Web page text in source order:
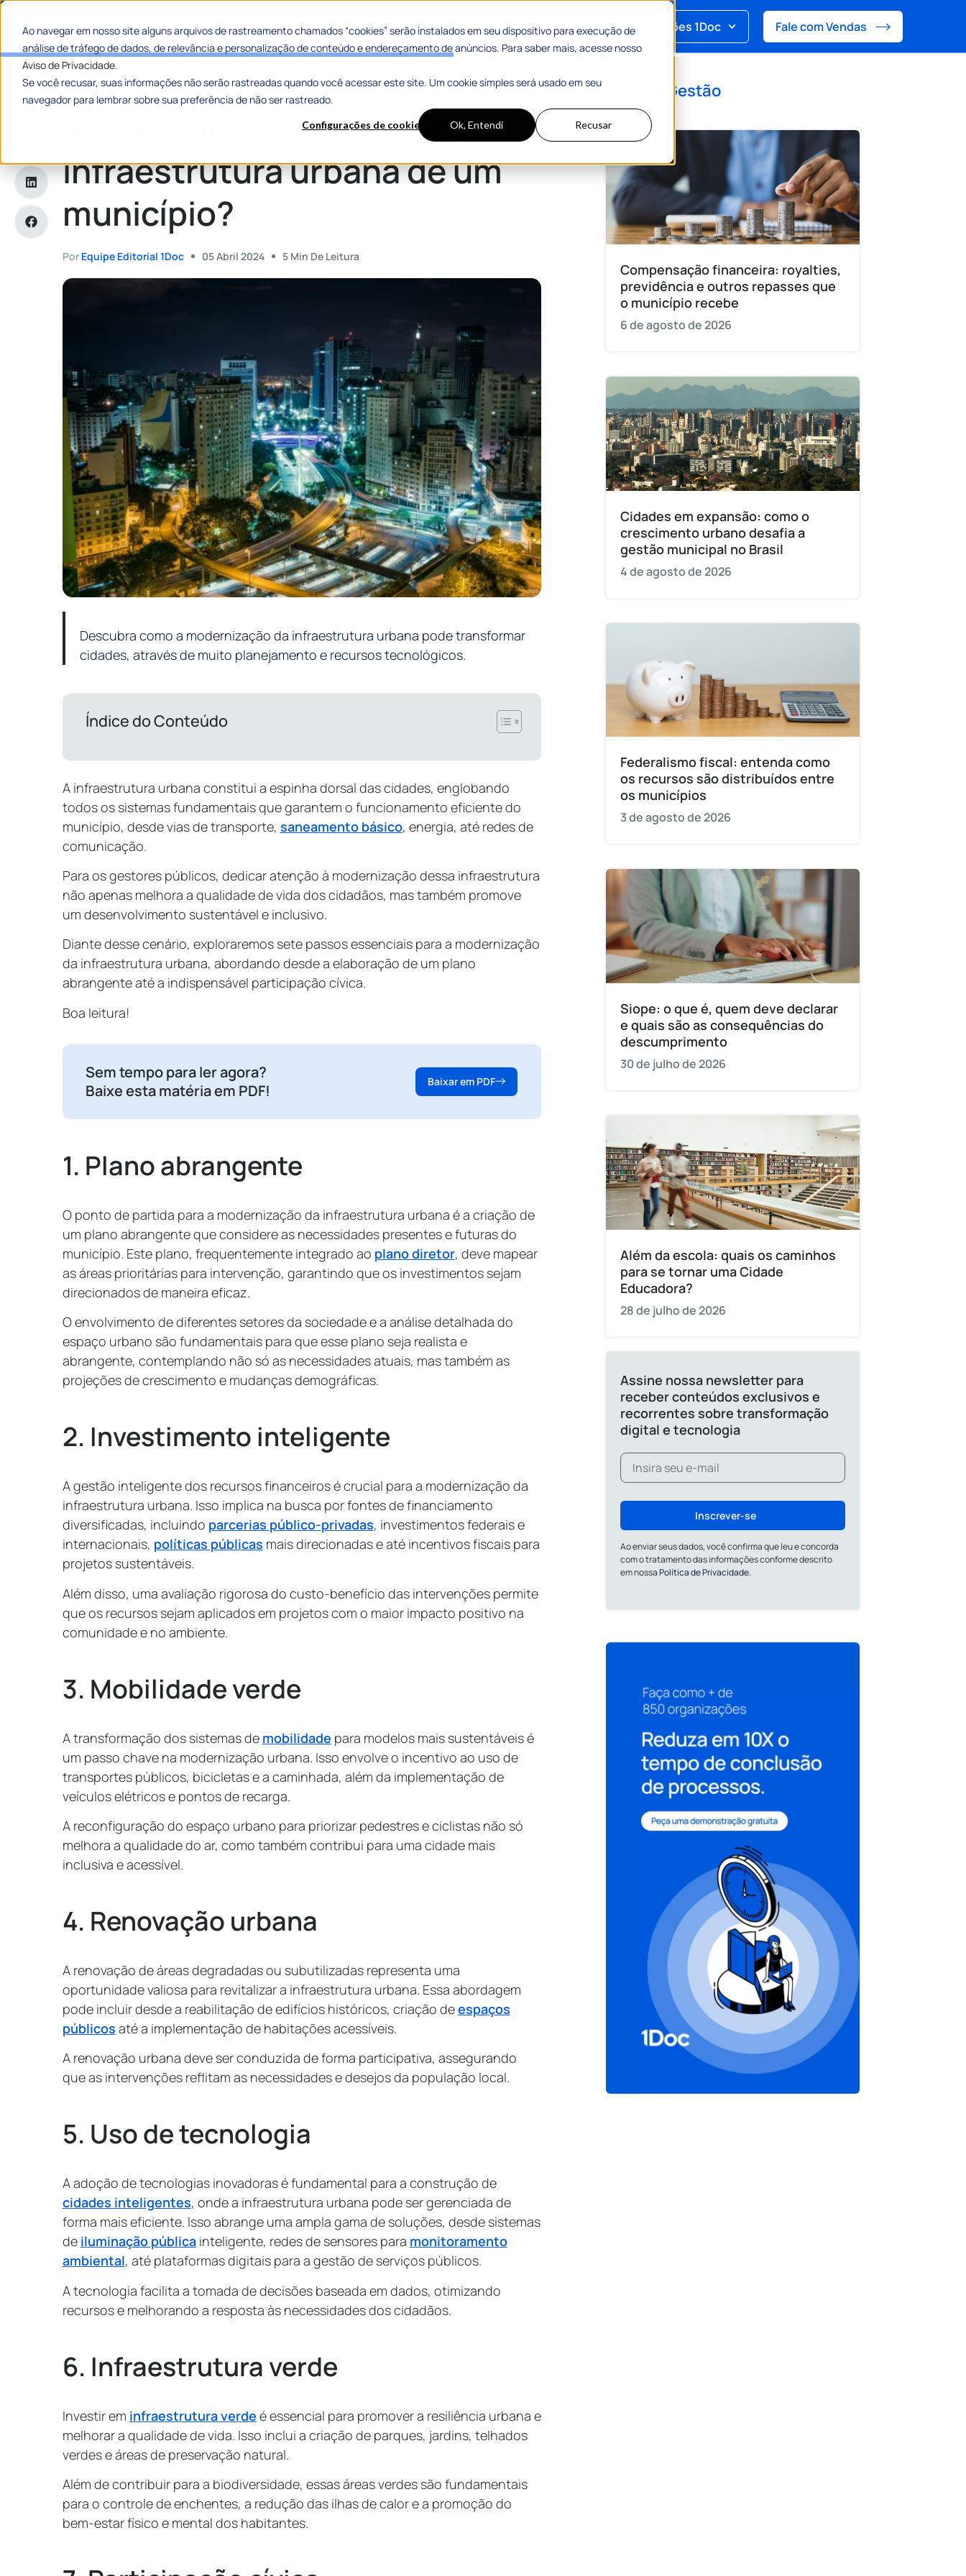
Ao navegar em nosso site alguns arquivos de rastreamento chamados “cookies” serão instalados em seu dispositivo para execução de
análise de tráfego de dados, de relevância e personalização de conteúdo e endereçamento de anúncios. Para saber mais, acesse nosso
Aviso de Privacidade.
Se você recusar, suas informações não serão rastreadas quando você acessar este site. Um cookie simples será usado em seu
navegador para lembrar sobre sua preferência de não ser rastreado.
Configurações de cookies Ok, Entendi Recusar
Categorias Histórias de Sucesso Materiais Gratuitos Soluções 1Doc Fale com Vendas
Home»Afinal, como modernizar a infraestrutura urbana de um município?
Afinal, como modernizar a
infraestrutura urbana de um
município?
Por Equipe Editorial 1Doc 05 Abril 2024 5 Min De Leitura
Descubra como a modernização da infraestrutura urbana pode transformar
cidades, através de muito planejamento e recursos tecnológicos.
Índice do Conteúdo
A infraestrutura urbana constitui a espinha dorsal das cidades, englobando
todos os sistemas fundamentais que garantem o funcionamento eficiente do
município, desde vias de transporte, saneamento básico, energia, até redes de
comunicação.
Para os gestores públicos, dedicar atenção à modernização dessa infraestrutura
não apenas melhora a qualidade de vida dos cidadãos, mas também promove
um desenvolvimento sustentável e inclusivo.
Diante desse cenário, exploraremos sete passos essenciais para a modernização
da infraestrutura urbana, abordando desde a elaboração de um plano
abrangente até a indispensável participação cívica.
Boa leitura!
Sem tempo para ler agora?
Baixe esta matéria em PDF!
Baixar em PDF
1. Plano abrangente
O ponto de partida para a modernização da infraestrutura urbana é a criação de
um plano abrangente que considere as necessidades presentes e futuras do
município. Este plano, frequentemente integrado ao plano diretor, deve mapear
as áreas prioritárias para intervenção, garantindo que os investimentos sejam
direcionados de maneira eficaz.
O envolvimento de diferentes setores da sociedade e a análise detalhada do
espaço urbano são fundamentais para que esse plano seja realista e
abrangente, contemplando não só as necessidades atuais, mas também as
projeções de crescimento e mudanças demográficas.
2. Investimento inteligente
A gestão inteligente dos recursos financeiros é crucial para a modernização da
infraestrutura urbana. Isso implica na busca por fontes de financiamento
diversificadas, incluindo parcerias público-privadas, investimentos federais e
internacionais, políticas públicas mais direcionadas e até incentivos fiscais para
projetos sustentáveis.
Além disso, uma avaliação rigorosa do custo-benefício das intervenções permite
que os recursos sejam aplicados em projetos com o maior impacto positivo na
comunidade e no ambiente.
3. Mobilidade verde
A transformação dos sistemas de mobilidade para modelos mais sustentáveis é
um passo chave na modernização urbana. Isso envolve o incentivo ao uso de
transportes públicos, bicicletas e a caminhada, além da implementação de
veículos elétricos e pontos de recarga.
A reconfiguração do espaço urbano para priorizar pedestres e ciclistas não só
melhora a qualidade do ar, como também contribui para uma cidade mais
inclusiva e acessível.
4. Renovação urbana
A renovação de áreas degradadas ou subutilizadas representa uma
oportunidade valiosa para revitalizar a infraestrutura urbana. Essa abordagem
pode incluir desde a reabilitação de edifícios históricos, criação deespaços
públicos até a implementação de habitações acessíveis.
A renovação urbana deve ser conduzida de forma participativa, assegurando
que as intervenções reflitam as necessidades e desejos da população local.
5. Uso de tecnologia
A adoção de tecnologias inovadoras é fundamental para a construção de
cidades inteligentes, onde a infraestrutura urbana pode ser gerenciada de
forma mais eficiente. Isso abrange uma ampla gama de soluções, desde sistemas
de iluminação públicainteligente, redes de sensores para monitoramento
ambiental, até plataformas digitais para a gestão de serviços públicos.
A tecnologia facilita a tomada de decisões baseada em dados, otimizando
recursos e melhorando a resposta às necessidades dos cidadãos.
6. Infraestrutura verde
Investir em infraestrutura verde é essencial para promover a resiliência urbana e
melhorar a qualidade de vida. Isso inclui a criação de parques, jardins, telhados
verdes e áreas de preservação natural.
Além de contribuir para a biodiversidade, essas áreas verdes são fundamentais
para o controle de enchentes, a redução das ilhas de calor e a promoção do
bem-estar físico e mental dos habitantes.
Gestão
Compensação financeira: royalties,
previdência e outros repasses que
o município recebe
6 de agosto de 2026
Cidades em expansão: como o
crescimento urbano desafia a
gestão municipal no Brasil
4 de agosto de 2026
Federalismo fiscal: entenda como
os recursos são distribuídos entre
os municípios
3 de agosto de 2026
Siope: o que é, quem deve declarar
e quais são as consequências do
descumprimento
30 de julho de 2026
Além da escola: quais os caminhos
para se tornar uma Cidade
Educadora?
28 de julho de 2026
Assine nossa newsletter para
receber conteúdos exclusivos e
recorrentes sobre transformação
digital e tecnologia
Inscrever-se
Ao enviar seus dados, você confirma que leu e concorda
com o tratamento das informações conforme descrito
em nossaPolítica de Privacidade.